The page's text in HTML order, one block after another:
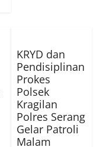
KRYD dan
Pendisiplinan
Prokes
Polsek
Kragilan
Polres Serang
Gelar Patroli
Malam